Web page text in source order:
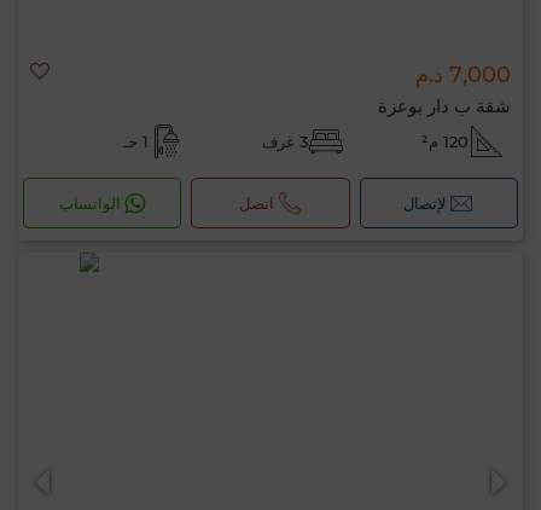
7,000 د.م
شقة ب دار بوعزة
120 م² 3 غرف 1 حـ
لإتصال اتصل الواتساب